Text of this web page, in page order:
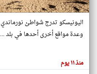
هنا عن
وجهة
اليونيسكو تدرج شواطئ نورماندي
وعدة مواقع أخرى أحدها في بلد ...
منذ ١١ يوم